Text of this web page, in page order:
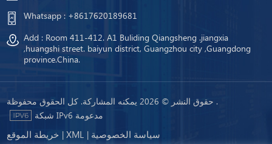
Whatsapp : +8617620189681
Add : Room 411-412. A1 Buliding Qiangsheng .jiangxia
,huangshi street. baiyun district, Guangzhou city ,Guangdong
province.China.
حقوق النشر © 2026 يمكنه المشاركة. كل الحقوق محفوظة .
شبكة IPv6 مدعومة
خريطة الموقع | XML | سياسة الخصوصية